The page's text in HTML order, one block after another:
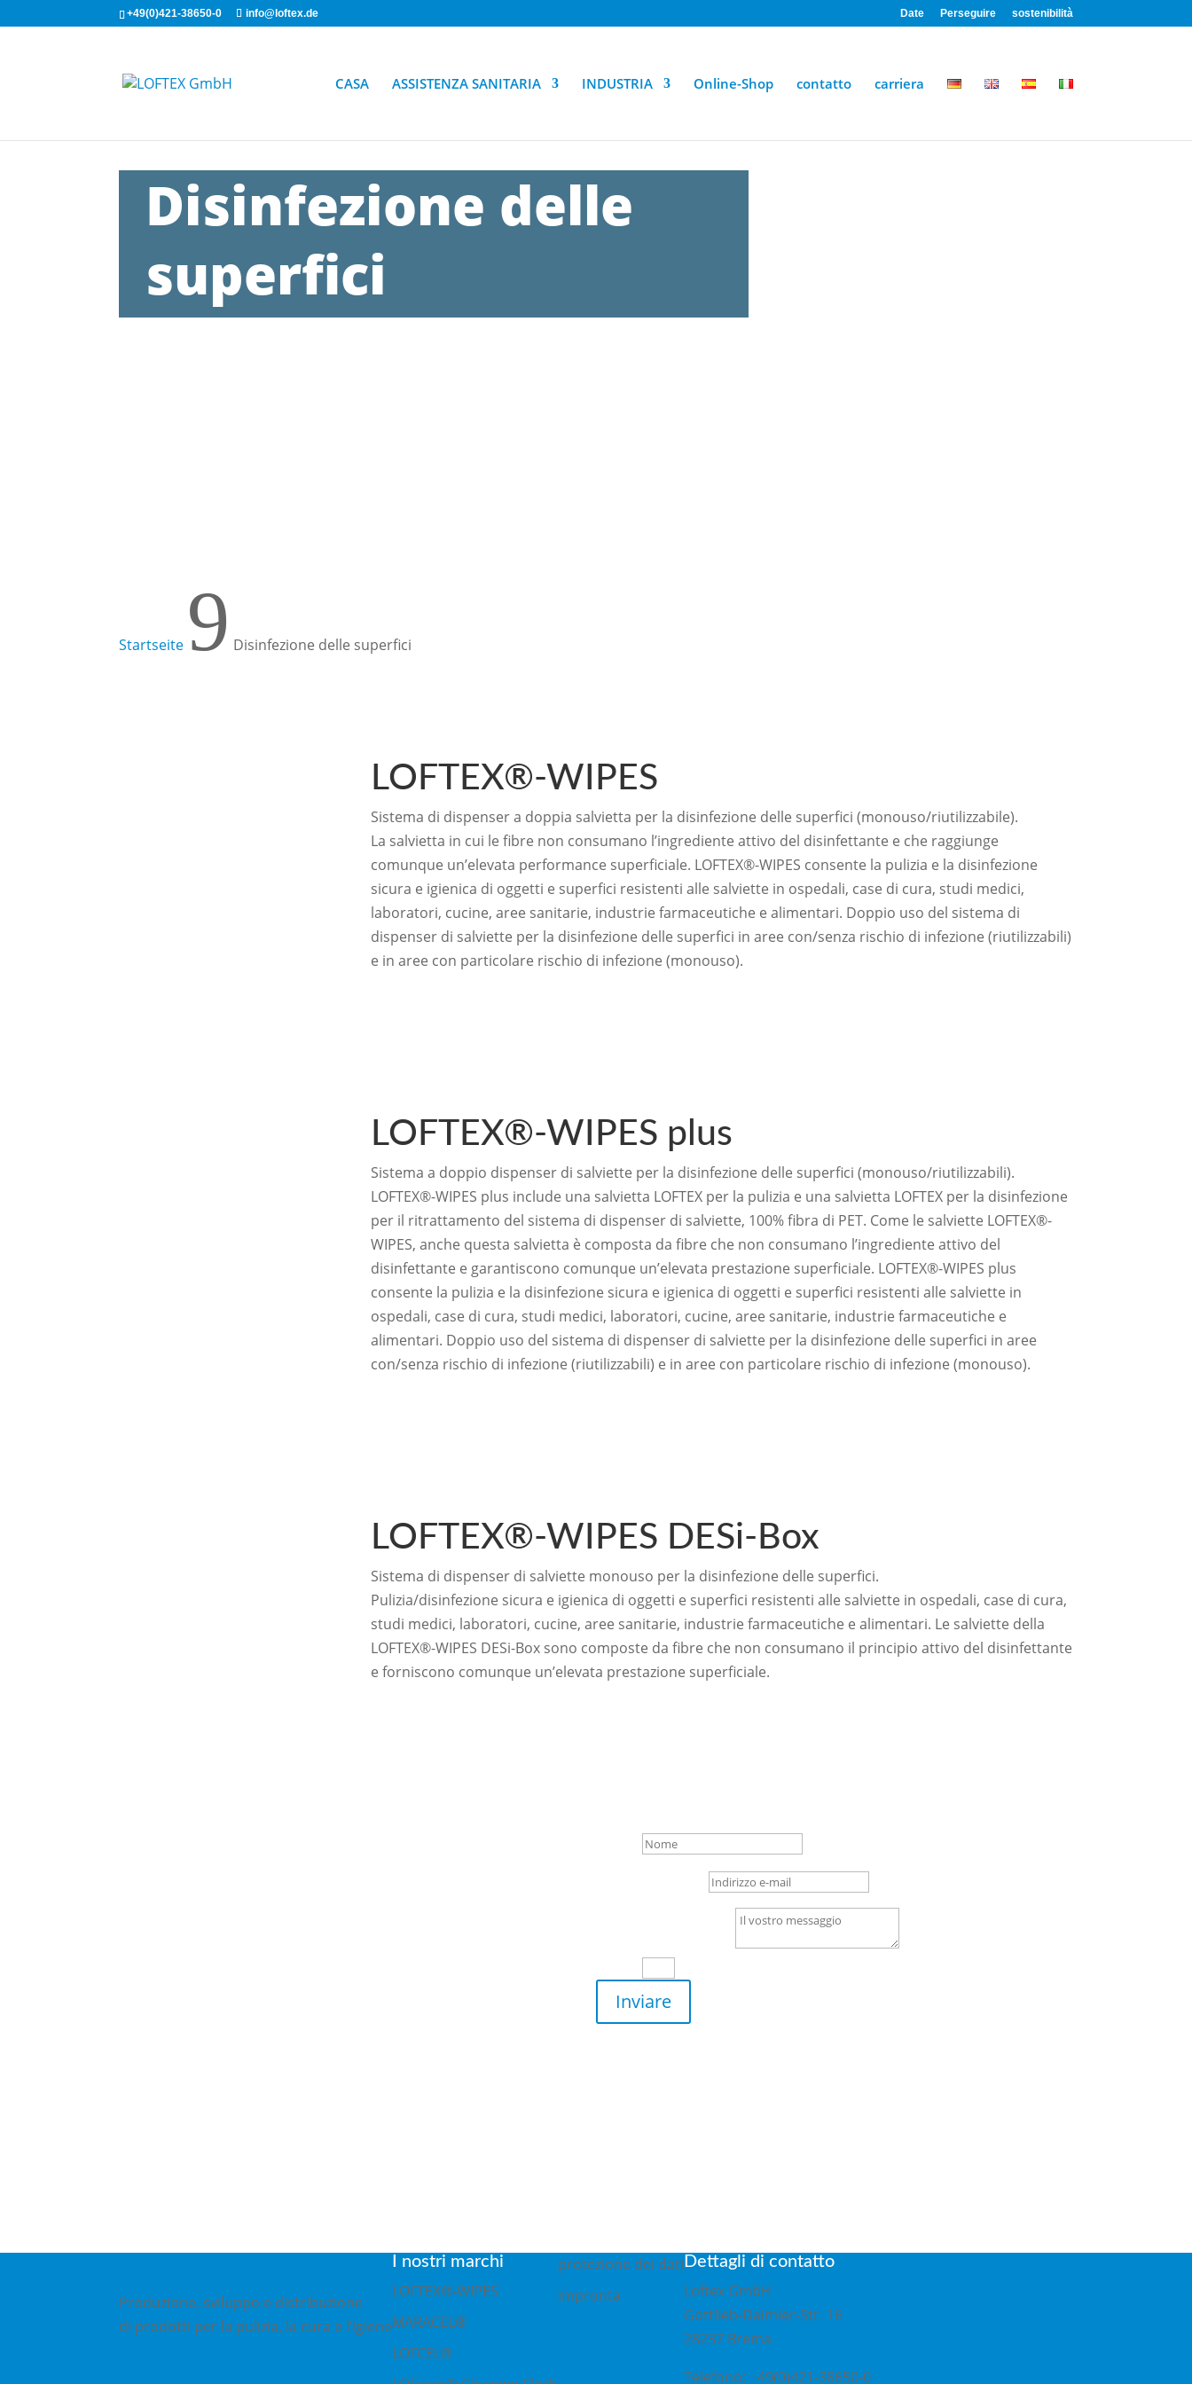
+49(0)421-38650-0 info@loftex.de Date Perseguire sostenibilità
CASA ASSISTENZA SANITARIA INDUSTRIA Online-Shop contatto carriera
Disinfezione delle
superfici
Startseite 9 Disinfezione delle superfici
LOFTEX®-WIPES
Sistema di dispenser a doppia salvietta per la disinfezione delle superfici (monouso/riutilizzabile).
La salvietta in cui le fibre non consumano l’ingrediente attivo del disinfettante e che raggiunge
comunque un’elevata performance superficiale. LOFTEX®-WIPES consente la pulizia e la disinfezione
sicura e igienica di oggetti e superfici resistenti alle salviette in ospedali, case di cura, studi medici,
laboratori, cucine, aree sanitarie, industrie farmaceutiche e alimentari. Doppio uso del sistema di
dispenser di salviette per la disinfezione delle superfici in aree con/senza rischio di infezione (riutilizzabili)
e in aree con particolare rischio di infezione (monouso).
LOFTEX®-WIPES plus
Sistema a doppio dispenser di salviette per la disinfezione delle superfici (monouso/riutilizzabili).
LOFTEX®-WIPES plus include una salvietta LOFTEX per la pulizia e una salvietta LOFTEX per la disinfezione
per il ritrattamento del sistema di dispenser di salviette, 100% fibra di PET. Come le salviette LOFTEX®-
WIPES, anche questa salvietta è composta da fibre che non consumano l’ingrediente attivo del
disinfettante e garantiscono comunque un’elevata prestazione superficiale. LOFTEX®-WIPES plus
consente la pulizia e la disinfezione sicura e igienica di oggetti e superfici resistenti alle salviette in
ospedali, case di cura, studi medici, laboratori, cucine, aree sanitarie, industrie farmaceutiche e
alimentari. Doppio uso del sistema di dispenser di salviette per la disinfezione delle superfici in aree
con/senza rischio di infezione (riutilizzabili) e in aree con particolare rischio di infezione (monouso).
LOFTEX®-WIPES DESi-Box
Sistema di dispenser di salviette monouso per la disinfezione delle superfici.
Pulizia/disinfezione sicura e igienica di oggetti e superfici resistenti alle salviette in ospedali, case di cura,
studi medici, laboratori, cucine, aree sanitarie, industrie farmaceutiche e alimentari. Le salviette della
LOFTEX®-WIPES DESi-Box sono composte da fibre che non consumano il principio attivo del disinfettante
e forniscono comunque un’elevata prestazione superficiale.
Inviare
Produzione, sviluppo e distribuzione
di prodotti per la pulizia, la cura e l’igiene
I nostri marchi
LOFTEX®-WIPES
MARACEL®
LOFCEL®
protezione dei dati
impronta
Dettagli di contatto
Loftex GmbH
Gottlieb-Daimler-Str. 16
28237 Brema
Telefono: +49(0)421-38650-0